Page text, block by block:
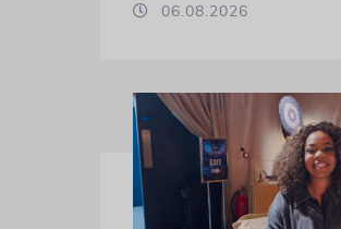
06.08.2026